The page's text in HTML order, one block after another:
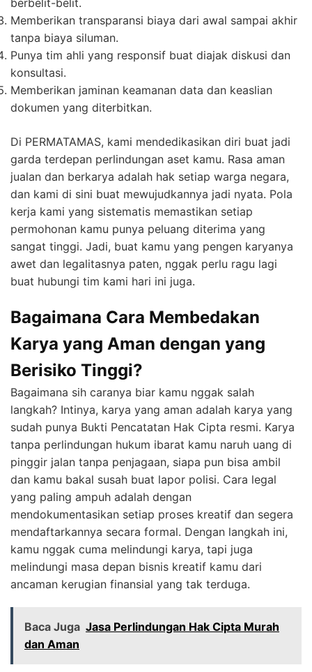
berbelit-belit.
Memberikan transparansi biaya dari awal sampai akhir
tanpa biaya siluman.
Punya tim ahli yang responsif buat diajak diskusi dan
konsultasi.
Memberikan jaminan keamanan data dan keaslian
dokumen yang diterbitkan.
Di PERMATAMAS, kami mendedikasikan diri buat jadi
garda terdepan perlindungan aset kamu. Rasa aman
jualan dan berkarya adalah hak setiap warga negara,
dan kami di sini buat mewujudkannya jadi nyata. Pola
kerja kami yang sistematis memastikan setiap
permohonan kamu punya peluang diterima yang
sangat tinggi. Jadi, buat kamu yang pengen karyanya
awet dan legalitasnya paten, nggak perlu ragu lagi
buat hubungi tim kami hari ini juga.
Bagaimana Cara Membedakan
Karya yang Aman dengan yang
Berisiko Tinggi?
Bagaimana sih caranya biar kamu nggak salah
langkah? Intinya, karya yang aman adalah karya yang
sudah punya Bukti Pencatatan Hak Cipta resmi. Karya
tanpa perlindungan hukum ibarat kamu naruh uang di
pinggir jalan tanpa penjagaan, siapa pun bisa ambil
dan kamu bakal susah buat lapor polisi. Cara legal
yang paling ampuh adalah dengan
mendokumentasikan setiap proses kreatif dan segera
mendaftarkannya secara formal. Dengan langkah ini,
kamu nggak cuma melindungi karya, tapi juga
melindungi masa depan bisnis kreatif kamu dari
ancaman kerugian finansial yang tak terduga.
Baca Juga Jasa Perlindungan Hak Cipta Murah
dan Aman